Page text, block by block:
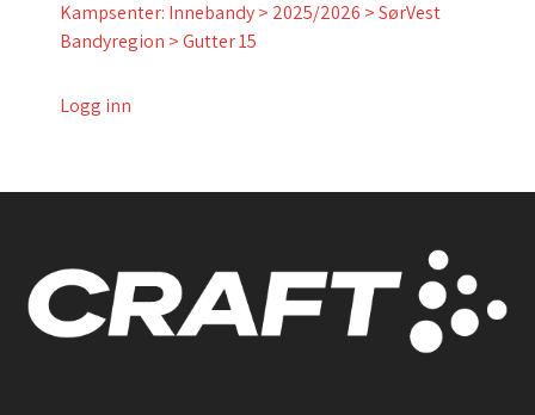
Kampsenter: Innebandy > 2025/2026 > SørVest
Bandyregion > Gutter 15
Logg inn